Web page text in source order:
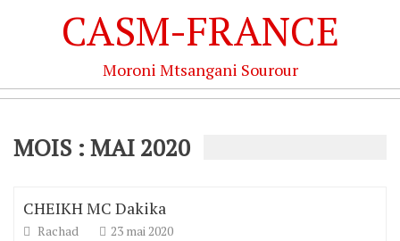
CASM-FRANCE
Moroni Mtsangani Sourour
MOIS : MAI 2020
CHEIKH MC Dakika
Rachad 23 mai 2020